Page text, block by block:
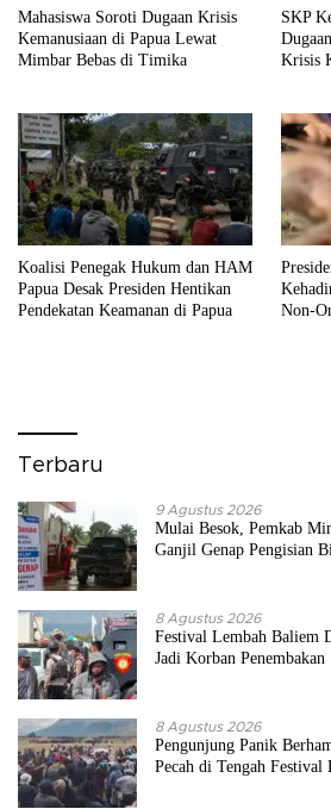
Mahasiswa Soroti Dugaan Krisis
Kemanusiaan di Papua Lewat
Mimbar Bebas di Timika
SKP
Krisis
Koalisi Penegak Hukum dan HAM
Papua Desak Presiden Hentikan
Pendekatan Keamanan di Papua
Non-
Terbaru
9 Agustus 2026
Mulai Besok, Pemkab
Ganjil Genap Pengisian
8 Agustus 2026
Festival Lembah Baliem
Jadi Korban Penembakan
8 Agustus 2026
Pengunjung Panik
Pecah di Tengah Festival